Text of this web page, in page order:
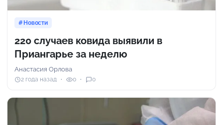
Новости
220 случаев ковида выявили в
Приангарье за неделю
Анастасия Орлова
2 года назад 0 0